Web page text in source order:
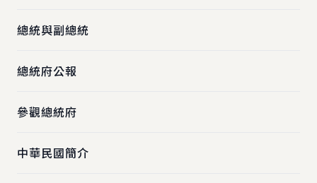
總統與副總統
總統府公報
參觀總統府
中華民國簡介